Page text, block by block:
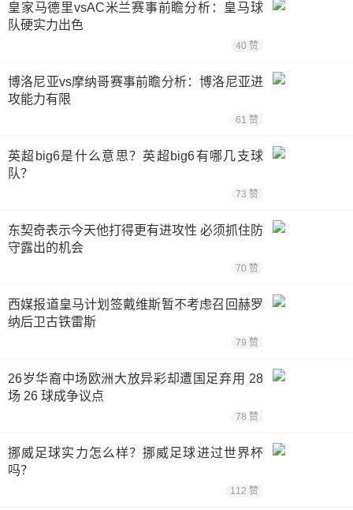
皇家马德里vsAC米兰赛事前瞻分析：皇马球
队硬实力出色
40 赞
博洛尼亚vs摩纳哥赛事前瞻分析：博洛尼亚进
攻能力有限
61 赞
英超big6是什么意思？英超big6有哪几支球
队？
73 赞
东契奇表示今天他打得更有进攻性 必须抓住防
守露出的机会
70 赞
西媒报道皇马计划签戴维斯暂不考虑召回赫罗
纳后卫古铁雷斯
79 赞
26岁华裔中场欧洲大放异彩却遭国足弃用 28
场 26 球成争议点
78 赞
挪威足球实力怎么样？挪威足球进过世界杯
吗？
112 赞